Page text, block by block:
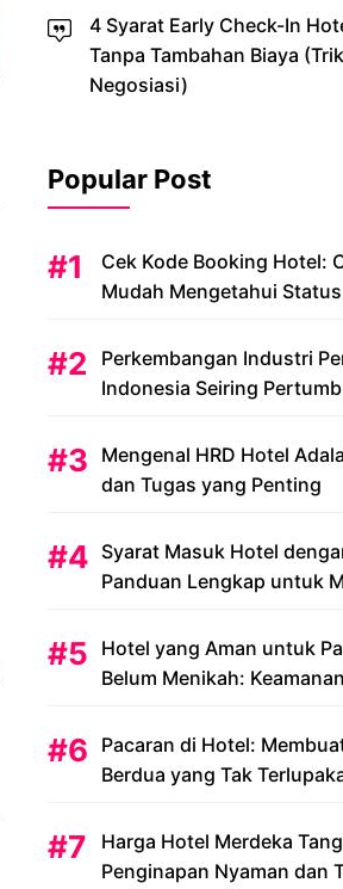
4 Syarat Early Check-In
Tanpa Tambahan Biaya (Trik
Negosiasi)
Popular Post
Cek Kode Booking Hotel:
Mudah Mengetahui
Perkembangan Industri
Indonesia Seiring
Mengenal HRD Hotel
dan Tugas yang Penting
Syarat Masuk Hotel
Panduan Lengkap untuk
Hotel yang Aman untuk
Belum Menikah:
Pacaran di Hotel:
Berdua yang Tak
Harga Hotel Merdeka
Penginapan Nyaman dan